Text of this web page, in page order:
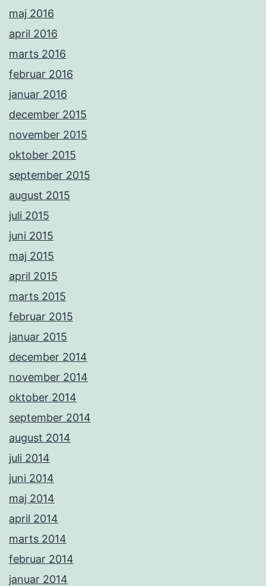
maj 2016
april 2016
marts 2016
februar 2016
januar 2016
december 2015
november 2015
oktober 2015
september 2015
august 2015
juli 2015
juni 2015
maj 2015
april 2015
marts 2015
februar 2015
januar 2015
december 2014
november 2014
oktober 2014
september 2014
august 2014
juli 2014
juni 2014
maj 2014
april 2014
marts 2014
februar 2014
januar 2014